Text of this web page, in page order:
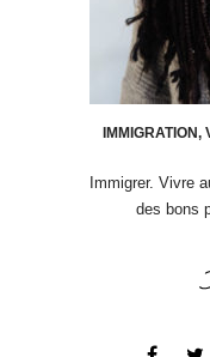
Immigrer. Vivre
des bons